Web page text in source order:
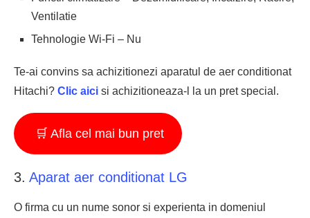
Ventilatie
Tehnologie Wi-Fi – Nu
Te-ai convins sa achizitionezi aparatul de aer conditionat
Hitachi? Clic aici si achizitioneaza-l la un pret special.
🛒 Afla cel mai bun pret
3. Aparat aer conditionat LG
O firma cu un nume sonor si experienta in domeniul